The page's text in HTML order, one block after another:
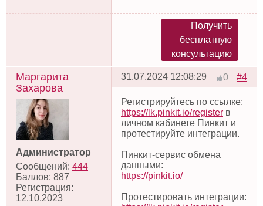
Получить
бесплатную
консультацию
Маргарита
Захарова
Администратор
Сообщений: 444
Баллов: 887
Регистрация:
12.10.2023
#4
0
31.07.2024 12:08:29
Регистрируйтесь по ссылке:
https://lk.pinkit.io/register в
личном кабинете Пинкит и
протестируйте интеграции.
Пинкит-сервис обмена
данными:
https://pinkit.io/
Протестировать интеграции: